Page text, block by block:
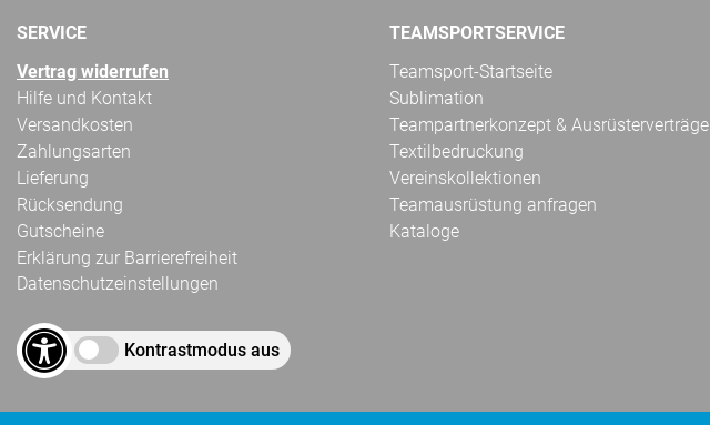
SERVICE
Vertrag widerrufen
Hilfe und Kontakt
Versandkosten
Zahlungsarten
Lieferung
Rücksendung
Gutscheine
Erklärung zur Barrierefreiheit
Datenschutzeinstellungen
Kontrastmodus aus
TEAMSPORTSERVICE
Teamsport-Startseite
Sublimation
Teampartnerkonzept & Ausrüsterverträge
Textilbedruckung
Vereinskollektionen
Teamausrüstung anfragen
Kataloge